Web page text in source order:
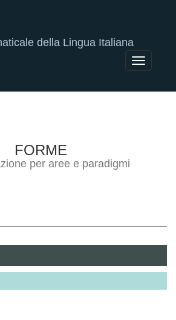
della Lingua Italiana
Toggle
FORME
per aree e paradigmi